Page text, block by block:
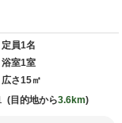
定員1名
浴室1室
広さ15㎡
目的地から3.6km